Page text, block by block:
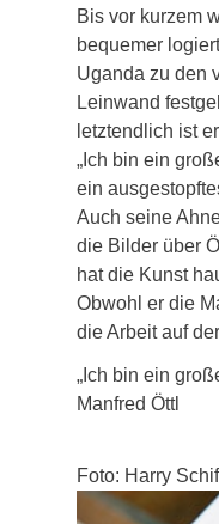
Bis vor kurzem
bequemer
Uganda zu den
Leinwand
letztendlich ist
„Ich bin ein
ein
Auch seine
die Bilder über
hat die Kunst
Obwohl er die
die Arbeit auf
„Ich bin ein
Manfred Öttl
Foto: Harry